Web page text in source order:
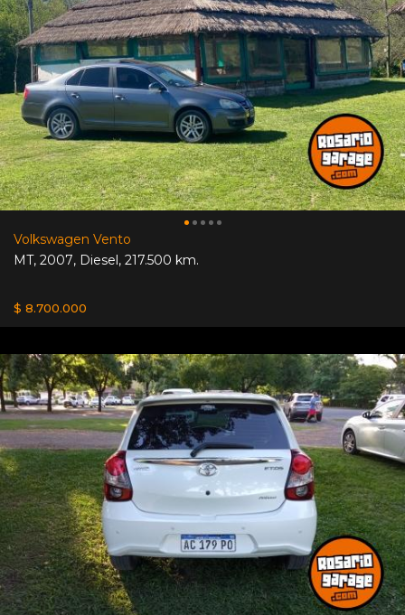
Volkswagen Vento
MT, 2007, Diesel, 217.500 km.
$ 8.700.000